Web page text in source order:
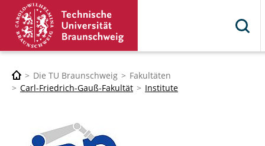
Die TU Braunschweig
Fakultäten
Carl-Friedrich-Gauß-Fakultät
Institute